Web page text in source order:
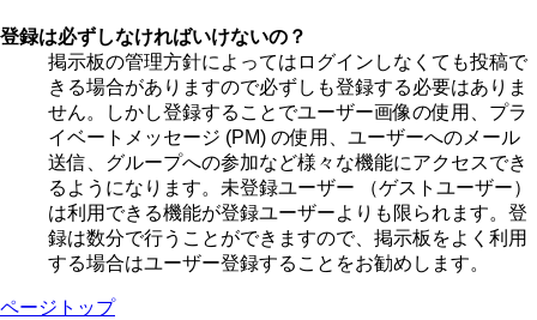
登録は必ずしなければいけないの？
掲示板の管理方針によってはログインしなくても投稿で
きる場合がありますので必ずしも登録する必要はありま
せん。しかし登録することでユーザー画像の使用、プラ
イベートメッセージ (PM) の使用、ユーザーへのメール
送信、グループへの参加など様々な機能にアクセスでき
るようになります。未登録ユーザー （ゲストユーザー）
は利用できる機能が登録ユーザーよりも限られます。登
録は数分で行うことができますので、掲示板をよく利用
する場合はユーザー登録することをお勧めします。
ページトップ